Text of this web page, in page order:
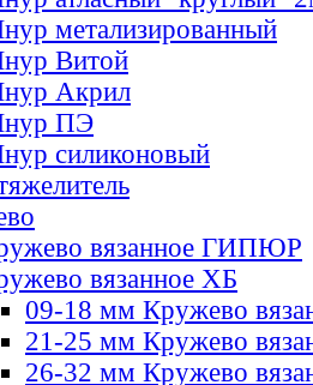
метализированный
Витой
Акрил
ПЭ
силиконовый
вязанное ГИПЮР
вязанное ХБ
09-18 мм Кружево
21-25 мм Кружево
26-32 мм Кружево